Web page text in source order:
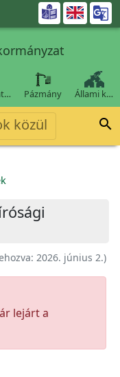

Pázmány Állami k…
közül 
2026. június 2.)
lejárt a